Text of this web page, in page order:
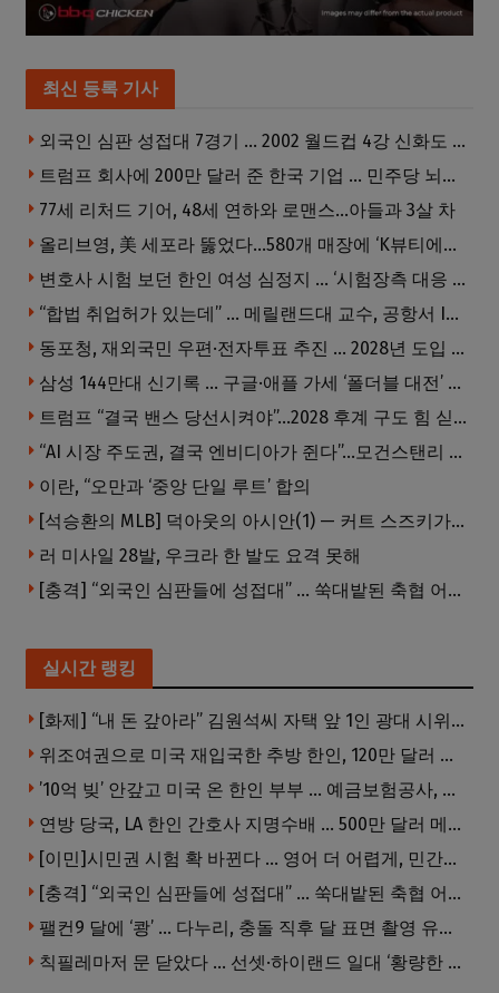
최신 등록 기사
외국인 심판 성접대 7경기 … 2002 월드컵 4강 신화도 흔들
트럼프 회사에 200만 달러 준 한국 기업 … 민주당 뇌물의혹 조사
77세 리처드 기어, 48세 연하와 로맨스…아들과 3살 차
올리브영, 美 세포라 뚫었다…580개 매장에 ‘K뷰티에딧’ 론칭
변호사 시험 보던 한인 여성 심정지 … ‘시험장측 대응 부적절’ 소송
“합법 취업허가 있는데” … 메릴랜드대 교수, 공항서 ICE에 체포, 구금 중
동포청, 재외국민 우편·전자투표 추진 … 2028년 도입 목표
삼성 144만대 신기록 … 구글·애플 가세 ‘폴더블 대전’ 열린다
트럼프 “결국 밴스 당선시켜야”…2028 후계 구도 힘 싣나
“AI 시장 주도권, 결국 엔비디아가 쥔다”…모건스탠리 장담
이란, “오만과 ‘중앙 단일 루트’ 합의
[석승환의 MLB] 덕아웃의 아시안(1) — 커트 스즈키가 우리에게 묻는 것
러 미사일 28발, 우크라 한 발도 요격 못해
[충격] “외국인 심판들에 성접대” … 쑥대밭된 축협 어디까지 추락하나
실시간 랭킹
[화제] “내 돈 갚아라” 김원석씨 자택 앞 1인 광대 시위 … 한인 투자사, “108만 달러 못받아”
위조여권으로 미국 재입국한 추방 한인, 120만 달러 은행 사기 행각
’10억 빚’ 안갚고 미국 온 한인 부부 … 예금보험공사, 미국서 소송
연방 당국, LA 한인 간호사 지명수배 … 500만 달러 메디캐어 사기, 선고 직전 한국 도주
[이민]시민권 시험 확 바뀐다 … 영어 더 어렵게, 민간시험 도입 추진
[충격] “외국인 심판들에 성접대” … 쑥대밭된 축협 어디까지 추락하나
팰컨9 달에 ‘쾅’ … 다누리, 충돌 직후 달 표면 촬영 유일 탐사선
칙필레마저 문 닫았다 … 선셋·하이랜드 일대 ‘황량한 거리’로